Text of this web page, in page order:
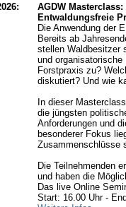
AGDW
Entwaldungsfreie
Die Anwendung der
Bereits ab
stellen Waldbesitzer
und organisatorische
Forstpraxis zu?
diskutiert? Und wie
In dieser
die jüngsten
Anforderungen und
besonderer Fokus
Zusammenschlüsse
Die Teilnehmenden
und haben die
Das live Online
Start: 16.00 Uhr -